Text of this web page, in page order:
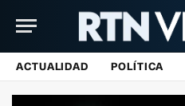
ACTUALIDAD POLÍTICA